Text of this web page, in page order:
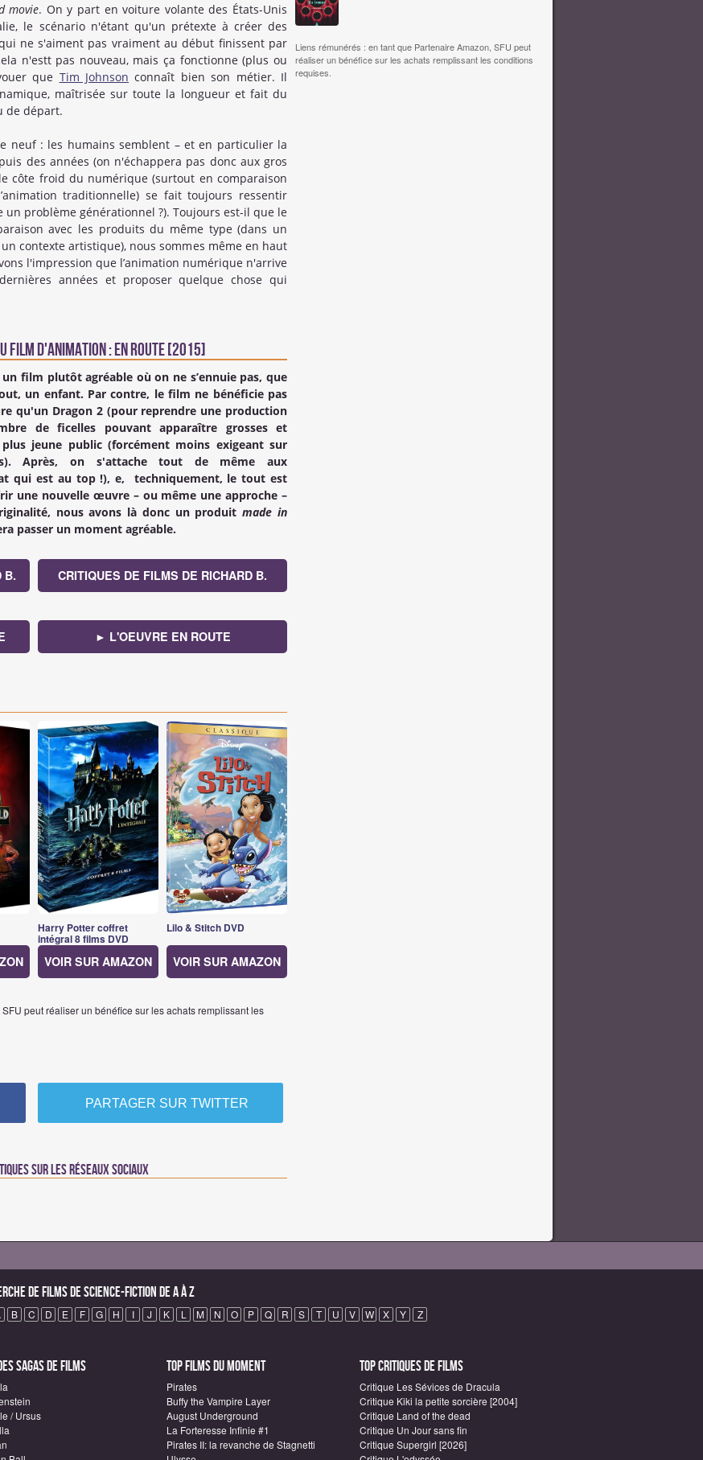
movie. On y part en voiture volante des États-Unis
le scénario n'étant qu'un prétexte à créer des
ne s'aiment pas vraiment au début finissent par
n'estt pas nouveau, mais ça fonctionne (plus ou
que Tim Johnson connaît bien son métier. Il
maîtrisée sur toute la longueur et fait du
de départ.
neuf : les humains semblent – et en particulier la
des années (on n'échappera pas donc aux gros
côte froid du numérique (surtout en comparaison
traditionnelle) se fait toujours ressentir
problème générationnel ?). Toujours est-il que le
avec les produits du même type (dans un
contexte artistique), nous sommes même en haut
l'impression que l’animation numérique n'arrive
années et proposer quelque chose qui
Film d'animation : En route [2015]
film plutôt agréable où on ne s’ennuie pas, que
un enfant. Par contre, le film ne bénéficie pas
qu'un Dragon 2(pour reprendre une production
de ficelles pouvant apparaître grosses et
jeune public (forcément moins exigeant sur
Après, on s'attache tout de même aux
qui est au top !), e, techniquement, le tout est
une nouvelle œuvre – ou même une approche –
nous avons là donc un produitmade in
passer un moment agréable.
B. CRITIQUES DE FILMS DE RICHARD B.
► L'OEUVRE EN ROUTE
Harry Potter coffret
intégral 8 films DVD
VOIR SUR AMAZON
Lilo & Stitch DVD
VOIR SUR AMAZON
peut réaliser un bénéfice sur les achats remplissant les
PARTAGER SUR TWITTER
sur les réseaux sociaux
Liens rémunérés : en tant que Partenaire Amazon, SFU peut
réaliser un bénéfice sur les achats remplissant les conditions
requises.
de Films de science-fiction de A à Z
B C D E F G H I J K L M N O P Q R S T U V W X Y Z
sagas de Films
/ Ursus
Top Films du moment
Pirates
Buffy the Vampire Layer
August Underground
La Forteresse Infinie #1
Pirates II: la revanche de Stagnetti
Top critiques de Films
Critique Les Sévices de Dracula
Critique Kiki la petite sorcière [2004]
Critique Land of the dead
Critique Un Jour sans fin
Critique Supergirl [2026]